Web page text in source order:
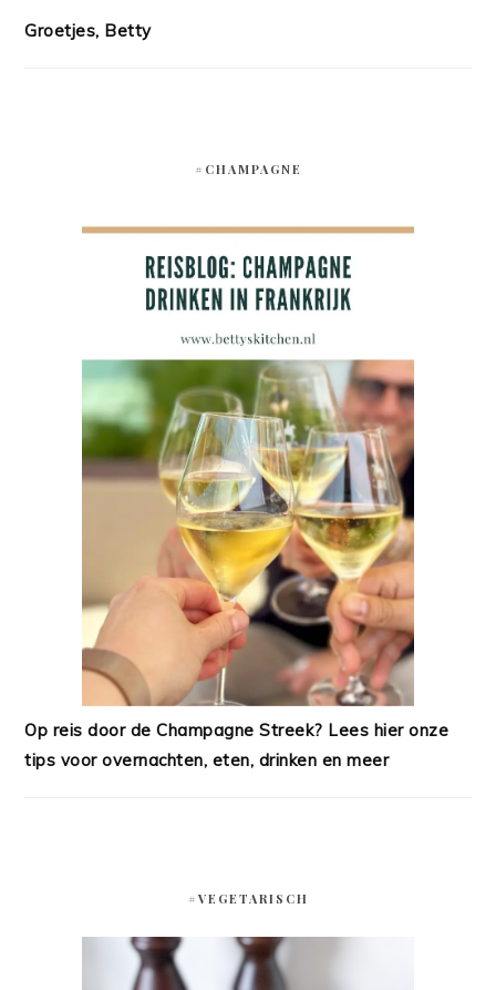
Groetjes, Betty
#CHAMPAGNE
Op reis door de Champagne Streek? Lees hier onze
tips voor overnachten, eten, drinken en meer
#VEGETARISCH